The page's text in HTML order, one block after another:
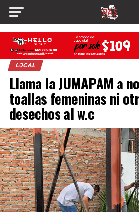
LOCAL
Llama la JUMAPAM a
toallas femeninas ni
desechos al w.c